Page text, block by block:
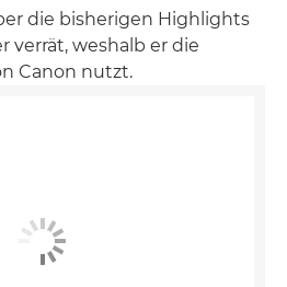
die bisherigen Highlights
verrät, weshalb er die
Canon nutzt.